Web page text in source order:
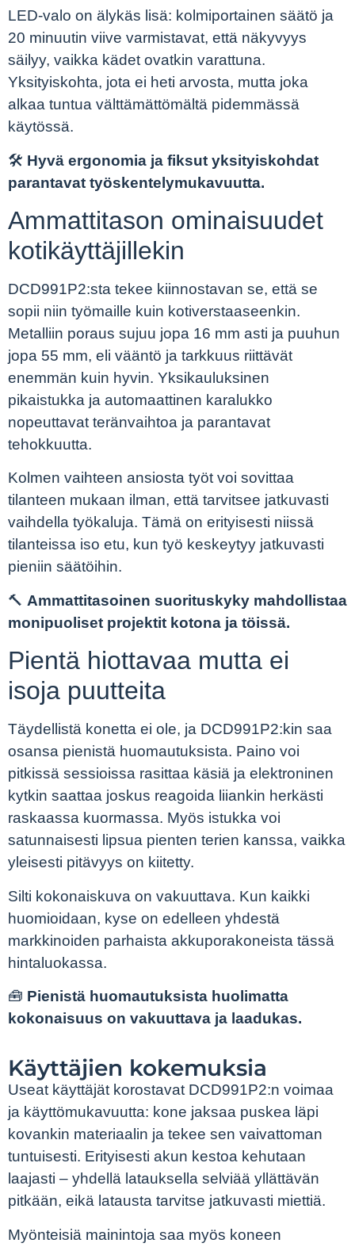
LED-valo on älykäs lisä: kolmiportainen säätö ja
20 minuutin viive varmistavat, että näkyvyys
säilyy, vaikka kädet ovatkin varattuna.
Yksityiskohta, jota ei heti arvosta, mutta joka
alkaa tuntua välttämättömältä pidemmässä
käytössä.
🛠️ Hyvä ergonomia ja fiksut yksityiskohdat
parantavat työskentelymukavuutta.
Ammattitason ominaisuudet
kotikäyttäjillekin
DCD991P2:sta tekee kiinnostavan se, että se
sopii niin työmaille kuin kotiverstaaseenkin.
Metalliin poraus sujuu jopa 16 mm asti ja puuhun
jopa 55 mm, eli vääntö ja tarkkuus riittävät
enemmän kuin hyvin. Yksikauluksinen
pikaistukka ja automaattinen karalukko
nopeuttavat teränvaihtoa ja parantavat
tehokkuutta.
Kolmen vaihteen ansiosta työt voi sovittaa
tilanteen mukaan ilman, että tarvitsee jatkuvasti
vaihdella työkaluja. Tämä on erityisesti niissä
tilanteissa iso etu, kun työ keskeytyy jatkuvasti
pieniin säätöihin.
🔨 Ammattitasoinen suorituskyky mahdollistaa
monipuoliset projektit kotona ja töissä.
Pientä hiottavaa mutta ei
isoja puutteita
Täydellistä konetta ei ole, ja DCD991P2:kin saa
osansa pienistä huomautuksista. Paino voi
pitkissä sessioissa rasittaa käsiä ja elektroninen
kytkin saattaa joskus reagoida liiankin herkästi
raskaassa kuormassa. Myös istukka voi
satunnaisesti lipsua pienten terien kanssa, vaikka
yleisesti pitävyys on kiitetty.
Silti kokonaiskuva on vakuuttava. Kun kaikki
huomioidaan, kyse on edelleen yhdestä
markkinoiden parhaista akkuporakoneista tässä
hintaluokassa.
🧰 Pienistä huomautuksista huolimatta
kokonaisuus on vakuuttava ja laadukas.
Käyttäjien kokemuksia
Useat käyttäjät korostavat DCD991P2:n voimaa
ja käyttömukavuutta: kone jaksaa puskea läpi
kovankin materiaalin ja tekee sen vaivattoman
tuntuisesti. Erityisesti akun kestoa kehutaan
laajasti – yhdellä latauksella selviää yllättävän
pitkään, eikä latausta tarvitse jatkuvasti miettiä.
Myönteisiä mainintoja saa myös koneen